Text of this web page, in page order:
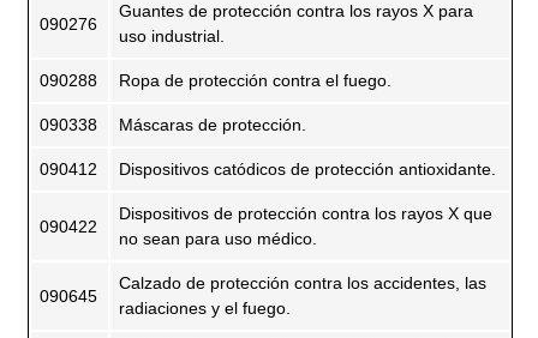
090276
Guantes de protección contra los rayos X para
uso industrial.
090288 Ropa de protección contra el fuego.
090338 Máscaras de protección.
090412 Dispositivos catódicos de protección antioxidante.
090422
Dispositivos de protección contra los rayos X que
no sean para uso médico.
090645
Calzado de protección contra los accidentes, las
radiaciones y el fuego.